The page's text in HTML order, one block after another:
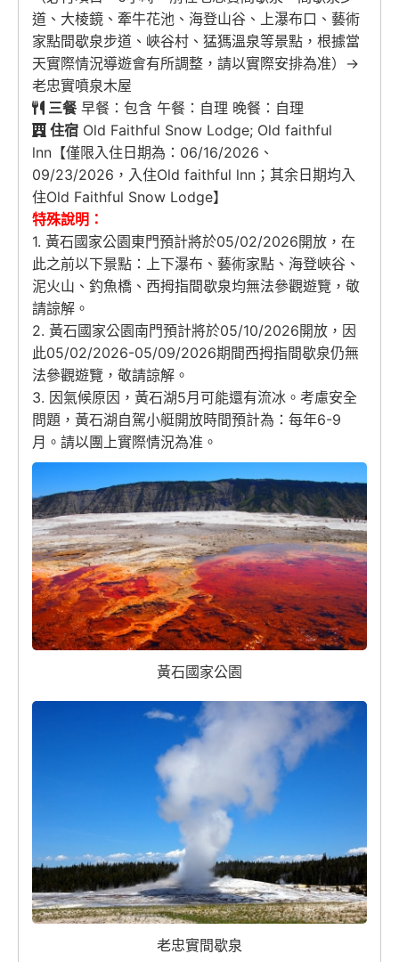
道、大棱鏡、牽牛花池、海登山谷、上瀑布口、藝術
家點間歇泉步道、峽谷村、猛獁溫泉等景點，根據當
天實際情況導遊會有所調整，請以實際安排為准）→
老忠實噴泉木屋
三餐早餐：包含 午餐：自理 晚餐：自理
住宿 Old Faithful Snow Lodge; Old faithful
lnn【僅限入住日期為：06/16/2026、
09/23/2026，入住Old faithful lnn；其余日期均入
住Old Faithful Snow Lodge】
特殊說明：
1. 黃石國家公園東門預計將於05/02/2026開放，在
此之前以下景點：上下瀑布、藝術家點、海登峽谷、
泥火山、釣魚橋、西拇指間歇泉均無法參觀遊覽，敬
請諒解。
2. 黃石國家公園南門預計將於05/10/2026開放，因
此05/02/2026-05/09/2026期間西拇指間歇泉仍無
法參觀遊覽，敬請諒解。
3. 因氣候原因，黃石湖5月可能還有流冰。考慮安全
問題，黃石湖自駕小艇開放時間預計為：每年6-9
月。請以團上實際情況為准。
黃石國家公園
老忠實間歇泉